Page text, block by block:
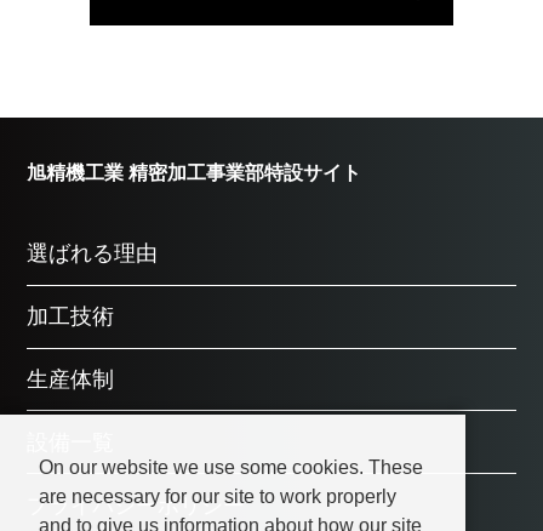
旭精機工業 精密加工事業部特設サイト
選ばれる理由
加工技術
生産体制
プライバシーポリシー
On our website we use some cookies. These
are necessary for our site to work properly
and to give us information about how our site